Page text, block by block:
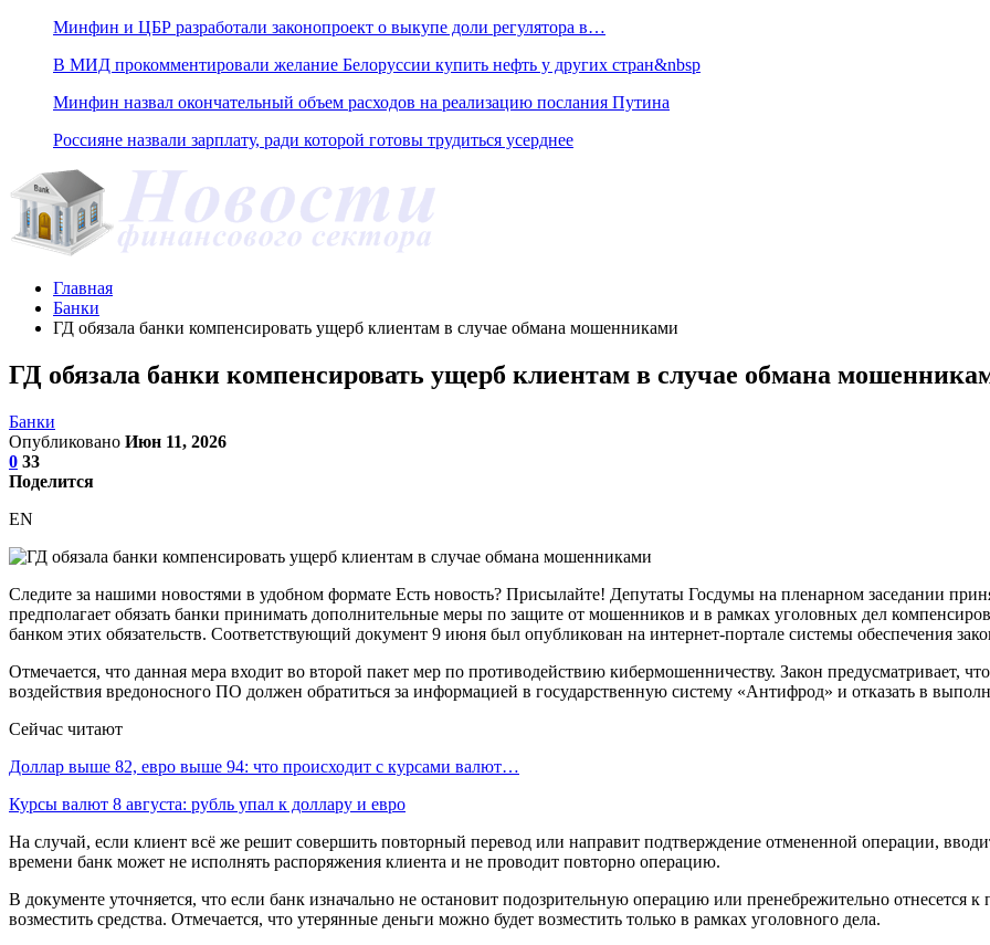
Минфин и ЦБР разработали законопроект о выкупе доли регулятора в…
В МИД прокомментировали желание Белоруссии купить нефть у других стран&nbsp
Минфин назвал окончательный объем расходов на реализацию послания Путина
Россияне назвали зарплату, ради которой готовы трудиться усерднее
Главная
Банки
ГД обязала банки компенсировать ущерб клиентам в случае обмана мошенниками
ГД обязала банки компенсировать ущерб клиентам в случае обмана
Банки
Опубликовано Июн 11, 2026
0 33
Поделится
EN
Следите за нашими новостями в удобном формате Есть новость? Присылайте! Депутаты Госдумы на пленарном заседании
предполагает обязать банки принимать дополнительные меры по защите от мошенников и в рамках уголовных дел
банком этих обязательств. Соответствующий документ 9 июня был опубликован на интернет-портале системы обеспечения
Отмечается, что данная мера входит во второй пакет мер по противодействию кибермошенничеству. Закон предусматривает,
воздействия вредоносного ПО должен обратиться за информацией в государственную систему «Антифрод» и отказать в
Сейчас читают
Доллар выше 82, евро выше 94: что происходит с курсами валют…
Курсы валют 8 августа: рубль упал к доллару и евро
На случай, если клиент всё же решит совершить повторный перевод или направит подтверждение отмененной операции,
времени банк может не исполнять распоряжения клиента и не проводит повторно операцию.
В документе уточняется, что если банк изначально не остановит подозрительную операцию или пренебрежительно отнесется к
возместить средства. Отмечается, что утерянные деньги можно будет возместить только в рамках уголовного дела.